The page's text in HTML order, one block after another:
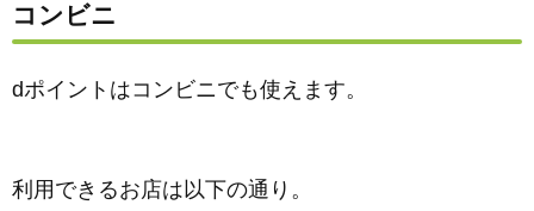
コンビニ
dポイントはコンビニでも使えます。
利用できるお店は以下の通り。